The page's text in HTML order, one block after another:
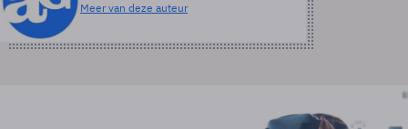
Meer van deze auteur